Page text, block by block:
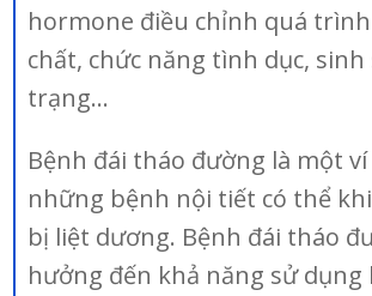
hormone điều chỉnh quá
chất, chức năng tình dục, sinh
trạng…
Bệnh đái tháo đường là một
những bệnh nội tiết có thể
bị liệt dương. Bệnh đái tháo
hưởng đến khả năng sử